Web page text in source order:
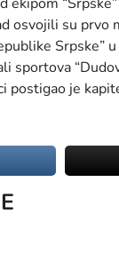
osvojili su prvo
Srpske”
sportova
postigao je